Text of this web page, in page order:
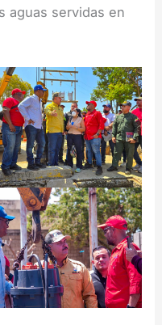
aguas servidas en